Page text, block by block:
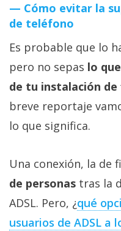
Ciberseguridad
Sistemas
operativos
Profesional
Más
temas
Sorteos
Cómo evitar la
de teléfono
Es probable que lo
pero no sepas lo
de tu instalación de
breve reportaje
lo que significa.
Una conexión, la de
de personas tras la
ADSL. Pero, ¿qué
usuarios de ADSL a